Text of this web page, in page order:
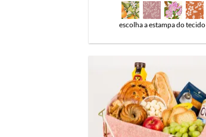
escolha a estampa do tecido